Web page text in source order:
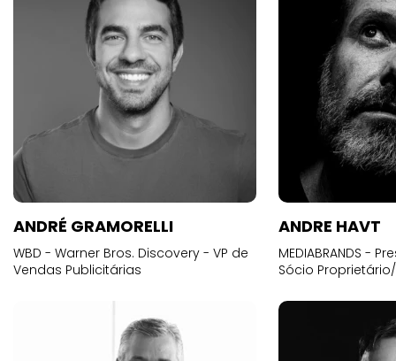
ANDRÉ GRAMORELLI
WBD - Warner Bros. Discovery - VP de
Vendas Publicitárias
ANDRE HAVT
MEDIABRANDS -
Sócio